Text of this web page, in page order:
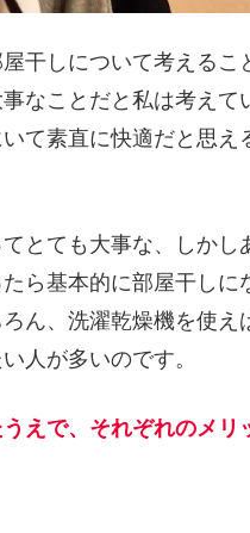
干しについて考えるこ
なことだと私は考えて
て素直に快適だと思え
とても大事な、しかし
ら基本的に部屋干しに
ん、洗濯乾燥機を使え
人が多いのです。
えで、それぞれのメリ